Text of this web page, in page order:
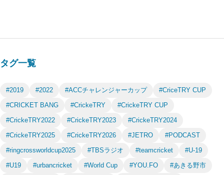
タグ一覧
#2019 #2022 #ACCチャレンジャーカップ
#CriceTRY CUP
#CRICKET BANG
#CrickeTRY
#CrickeTRY CUP
#CrickeTRY2022
#CrickeTRY2023
#CrickeTRY2024
#CrickeTRY2025
#CrickeTRY2026 #JETRO
#PODCAST
#ringcrossworldcup2025
#TBSラジオ #teamcricket
#U-19
#U19
#urbancricket #World Cup #YOU.FO
#あきる野市